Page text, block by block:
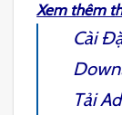
Xem thêm
Cài
Tải